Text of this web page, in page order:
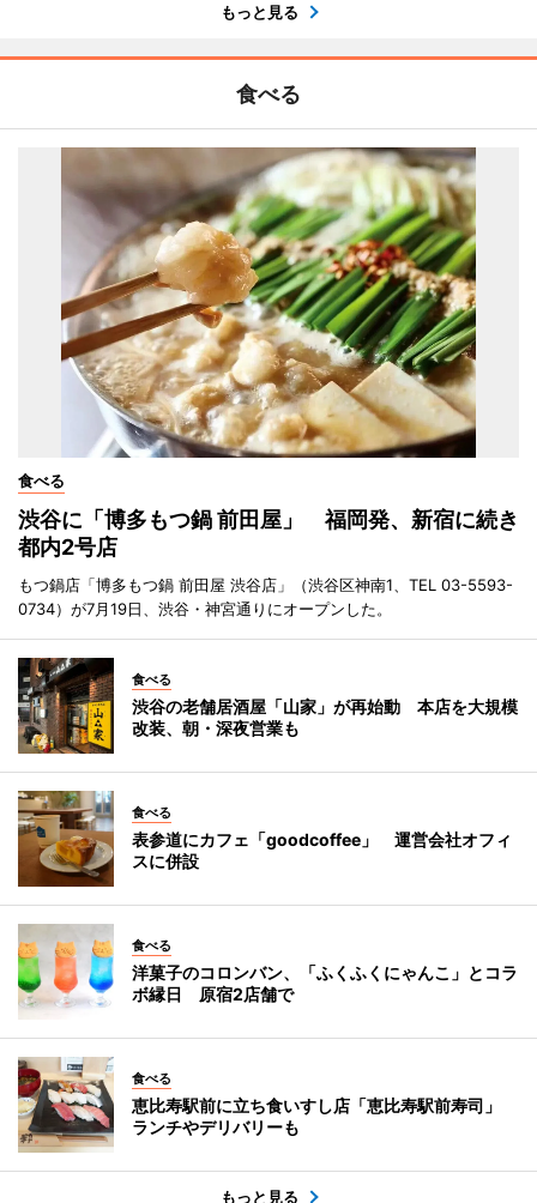
もっと見る
食べる
食べる
渋谷に「博多もつ鍋 前田屋」 福岡発、新宿に続き
都内2号店
もつ鍋店「博多もつ鍋 前田屋 渋谷店」（渋谷区神南1、TEL 03-5593-
0734）が7月19日、渋谷・神宮通りにオープンした。
食べる
渋谷の老舗居酒屋「山家」が再始動 本店を大規模
改装、朝・深夜営業も
食べる
表参道にカフェ「goodcoffee」 運営会社オフィ
スに併設
食べる
洋菓子のコロンバン、「ふくふくにゃんこ」とコラ
ボ縁日 原宿2店舗で
食べる
恵比寿駅前に立ち食いすし店「恵比寿駅前寿司」
ランチやデリバリーも
もっと見る